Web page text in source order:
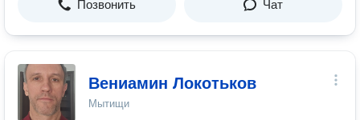
Позвонить Чат
Вениамин Локотьков
Мытищи